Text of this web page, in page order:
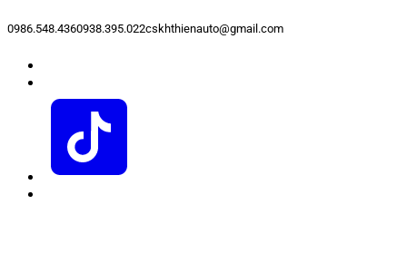
0986.548.4360938.395.022cskhthienauto@gmail.com